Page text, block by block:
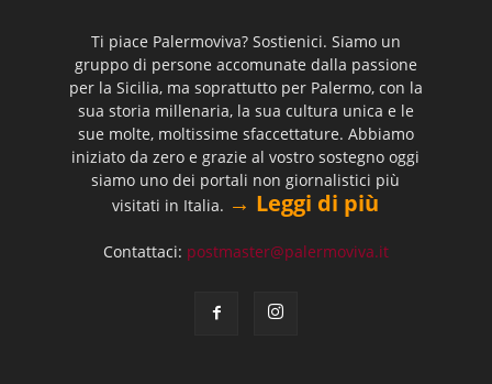
Ti piace Palermoviva? Sostienici. Siamo un
gruppo di persone accomunate dalla passione
per la Sicilia, ma soprattutto per Palermo, con la
sua storia millenaria, la sua cultura unica e le
sue molte, moltissime sfaccettature. Abbiamo
iniziato da zero e grazie al vostro sostegno oggi
siamo uno dei portali non giornalistici più
visitati in Italia. → Leggi di più
Contattaci: postmaster@palermoviva.it